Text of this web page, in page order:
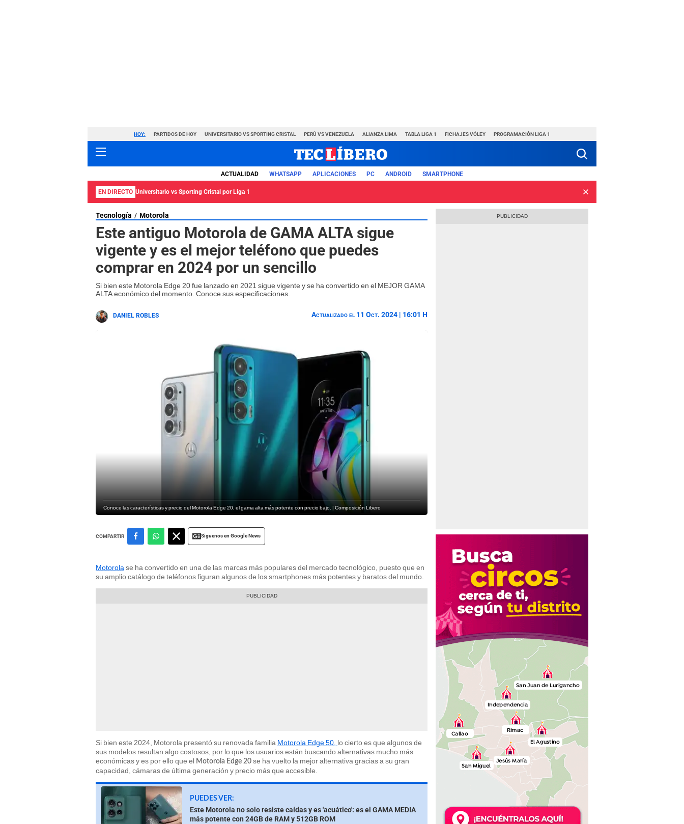
HOY: PARTIDOS DE HOY UNIVERSITARIO VS SPORTING CRISTAL PERÚ VS VENEZUELA ALIANZA LIMA TABLA LIGA 1 FICHAJES VÓLEY PROGRAMACIÓN LIGA 1
ACTUALIDAD WHATSAPP APLICACIONES PC ANDROID SMARTPHONE
EN DIRECTO Universitario vs Sporting Cristal por Liga 1
Tecnología Motorola
Este antiguo Motorola de GAMA ALTA sigue
vigente y es el mejor teléfono que puedes
comprar en 2024 por un sencillo
Si bien este Motorola Edge 20 fue lanzado en 2021 sigue vigente y se ha convertido en el MEJOR GAMA
ALTA económico del momento. Conoce sus especificaciones.
DANIEL ROBLES Actualizado el 11 Oct. 2024 | 16:01 H
Conoce las características y precio del Motorola Edge 20, el gama alta más potente con precio bajo. | Composición Libero
COMPARTIR Siguenos en Google News
Motorola se ha convertido en una de las marcas más populares del mercado tecnológico, puesto que en
su amplio catálogo de teléfonos figuran algunos de los smartphones más potentes y baratos del mundo.
Si bien este 2024, Motorola presentó su renovada familia Motorola Edge 50, lo cierto es que algunos de
sus modelos resultan algo costosos, por lo que los usuarios están buscando alternativas mucho más
económicas y es por ello que el Motorola Edge 20 se ha vuelto la mejor alternativa gracias a su gran
capacidad, cámaras de última generación y precio más que accesible.
PUEDES VER:
Este Motorola no solo resiste caídas y es 'acuático': es el GAMA MEDIA
más potente con 24GB de RAM y 512GB ROM